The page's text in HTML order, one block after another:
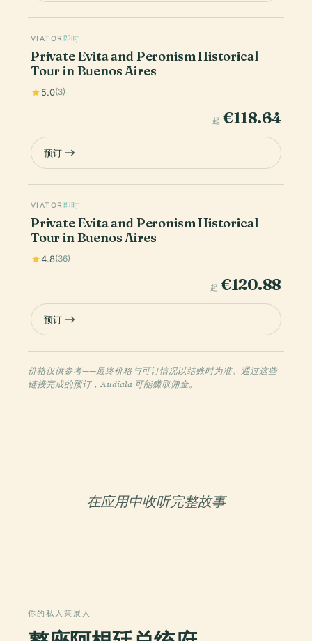
VIATOR 即时
Private Evita and Peronism Historical
Tour in Buenos Aires
5.0(3)
起 €118.64
预订
VIATOR 即时
Private Evita and Peronism Historical
Tour in Buenos Aires
4.8(36)
起 €120.88
预订
价格仅供参考——最终价格与可订情况以结账时为准。通过这些
链接完成的预订，Audiala 可能赚取佣金。
在应用中收听完整故事
你的私人策展人